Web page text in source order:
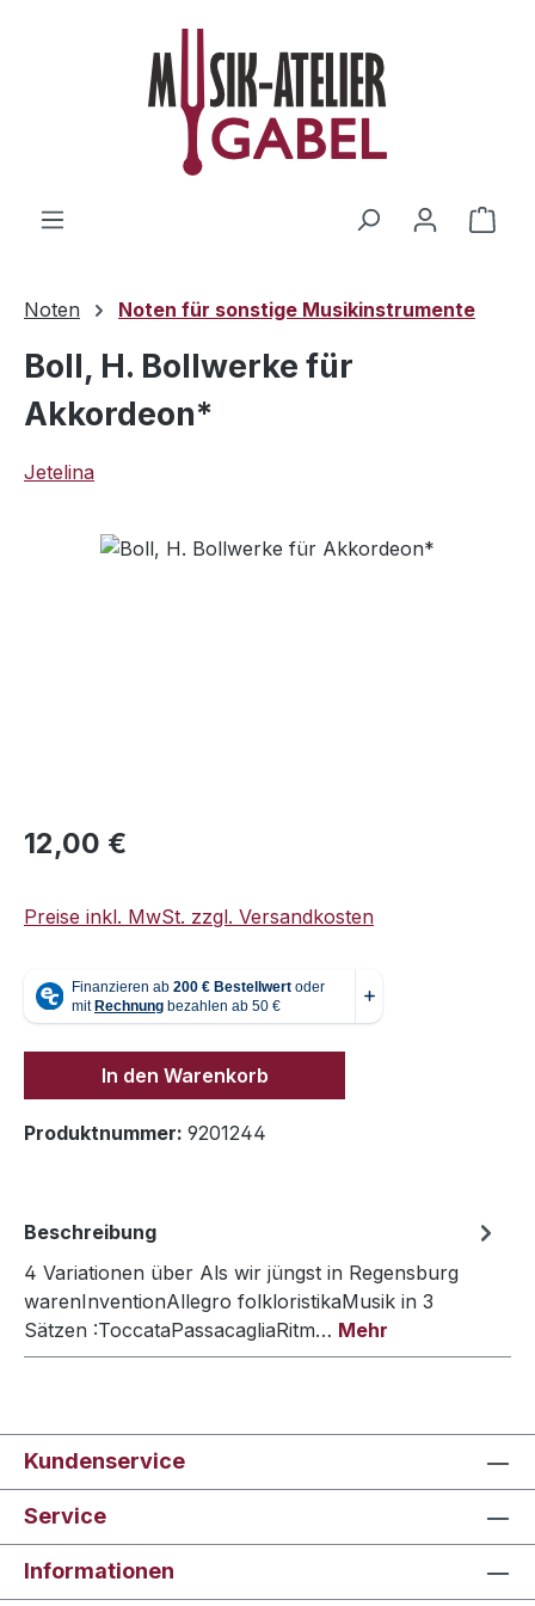
Zum Hauptinhalt springen
Noten Noten für sonstige Musikinstrumente
Boll, H. Bollwerke für
Akkordeon*
Jetelina
Bildergalerie überspringen
Regulärer Preis:
12,00 €
Preise inkl. MwSt. zzgl. Versandkosten
In den Warenkorb
Produktnummer: 9201244
Beschreibung
4 Variationen über Als wir jüngst in Regensburg
warenInventionAllegro folkloristikaMusik in 3
Sätzen :ToccataPassacagliaRitm… Mehr
Kundenservice
Service
Informationen